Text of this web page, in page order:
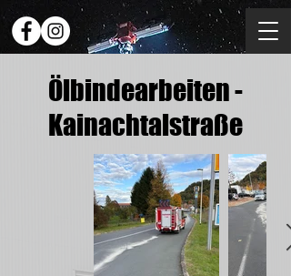
Ölbindearbeiten -
Kainachtalstraße